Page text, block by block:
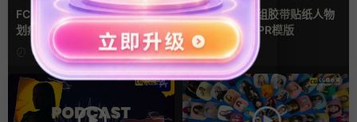
支持Intel+M芯片
FCPX转场插件 15组光效胶片
划痕复古视频过渡
1天前
人物介绍
pr字幕模板 9组胶带贴纸人物
介绍角标动画PR模版
2天前